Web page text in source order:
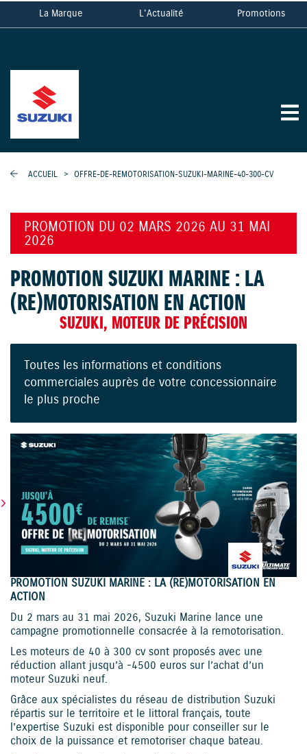
La Marque L'Actualité Promotions
ACCUEIL > OFFRE-DE-REMOTORISATION-SUZUKI-MARINE-40-300-CV
PROMOTION DU 02 MARS 2026 AU 31 MAI
2026
PROMOTION SUZUKI MARINE : LA
(RE)MOTORISATION EN ACTION
SUZUKI, MOTEUR DE PRÉCISION
Toutes les informations et conditions
commerciales auprès de votre concessionnaire
le plus proche
PROMOTION SUZUKI MARINE : LA (RE)MOTORISATION EN
ACTION
Du 2 mars au 31 mai 2026, Suzuki Marine lance une
campagne promotionnelle consacrée à la remotorisation.
Les moteurs de 40 à 300 cv sont proposés avec une
réduction allant jusqu’à -4500 euros sur l’achat d’un
moteur Suzuki neuf.
Grâce aux spécialistes du réseau de distribution Suzuki
répartis sur le territoire et le littoral français, toute
l’expertise Suzuki est disponible pour conseiller sur le
choix de la puissance et remotoriser chaque bateau.